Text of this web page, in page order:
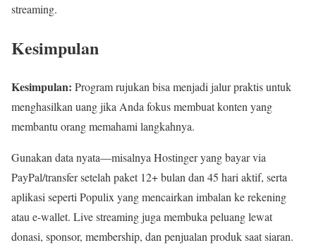
streaming.
Kesimpulan
Kesimpulan: Program rujukan bisa menjadi jalur praktis untuk
menghasilkan uang jika Anda fokus membuat konten yang
membantu orang memahami langkahnya.
Gunakan data nyata—misalnya Hostinger yang bayar via
PayPal/transfer setelah paket 12+ bulan dan 45 hari aktif, serta
aplikasi seperti Populix yang mencairkan imbalan ke rekening
atau e-wallet. Live streaming juga membuka peluang lewat
donasi, sponsor, membership, dan penjualan produk saat siaran.